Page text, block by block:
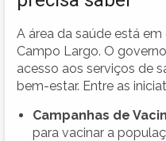
A área da saúde está
Campo Largo. O
acesso aos serviços de
bem-estar. Entre as
Campanhas de
para vacinar a